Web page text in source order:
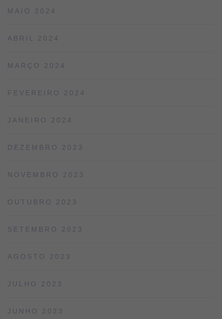
MAIO 2024
ABRIL 2024
MARÇO 2024
FEVEREIRO 2024
JANEIRO 2024
DEZEMBRO 2023
NOVEMBRO 2023
OUTUBRO 2023
SETEMBRO 2023
AGOSTO 2023
JULHO 2023
JUNHO 2023